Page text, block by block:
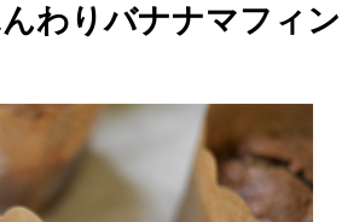
わりバナナマフィン